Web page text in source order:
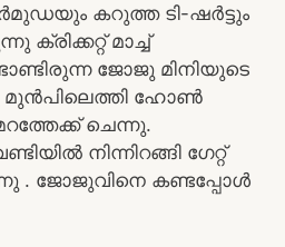
കറുത്ത ടി-ഷർട്ടും
ക്രിക്കറ്റ് മാച്ച്
ജോജു മിനിയുടെ
മുൻപിലെത്തി ഹോൺ
ചെന്നു.
നിന്നിറങ്ങി ഗേറ്റ്
. ജോജുവിനെ കണ്ടപ്പോൾ